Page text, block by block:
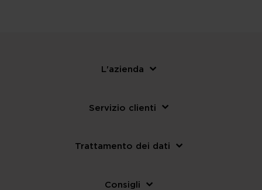
L'azienda
Servizio clienti
Trattamento dei dati
Consigli